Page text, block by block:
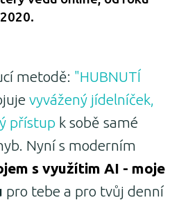
2020.
metodě: "HUBNUTÍ
vyvážený jídelníček,
přístup k sobě samé
Nyní s moderním
s využítim AI - moje
pro tebe a pro tvůj denní